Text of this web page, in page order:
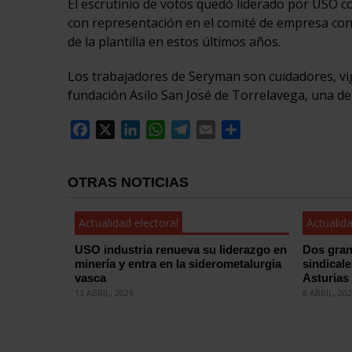
El escrutinio de votos quedó liderado por USO
con representación en el comité de empresa
de la plantilla en estos últimos años.
Los trabajadores de Seryman son cuidadores,
fundación Asilo San José de Torrelavega, una
Facebook
LinkedInWhatsApp
Telegram
Email
OTRAS NOTICIAS
Actualidad electoral
USO industria renueva su liderazgo en
minería y entra en la siderometalurgia
vasca
13 ABRIL, 2026
Dos
Asturias
8 ABRIL,